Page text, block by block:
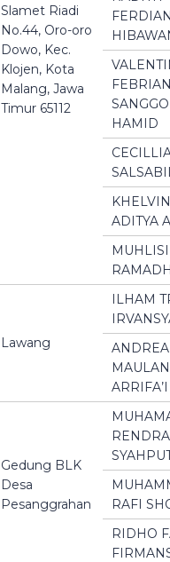
Slamet Riadi
No.44, Oro-oro
Dowo, Kec.
Klojen, Kota
Malang, Jawa
Timur 65112
HAMID
KHELVIN
ADITYA
Lawang
ILHAM
MAULAN
ARRIFA’I
Gedung BLK
Desa
Pesanggrahan
RAFI
RIDHO